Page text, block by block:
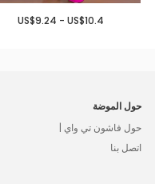
US$9.24 - US$10.4
حول الموضة
حول فاشون تي واي |
اتصل بنا